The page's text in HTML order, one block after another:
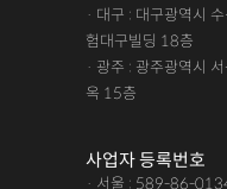
· 대구 : 대구광역시
험대구빌딩 18층
· 광주 : 광주광역시
옥 15층
사업자 등록번호
· 서울 : 589-86-